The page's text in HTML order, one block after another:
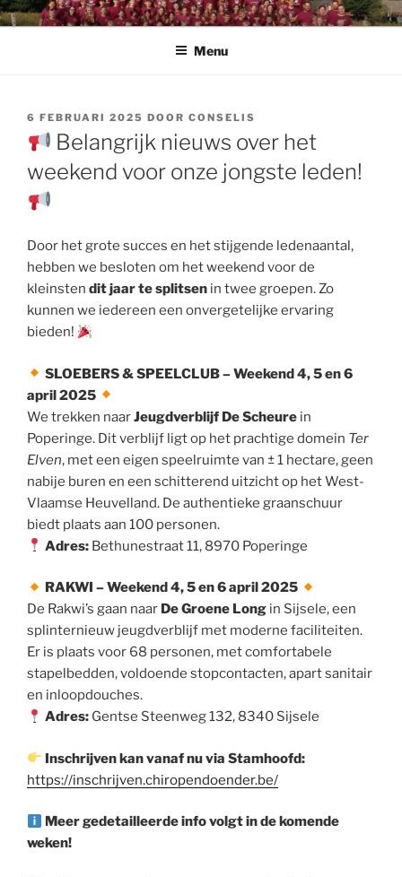
Spring
naarCHIRO PENDOENDER
Chiro Pendoender Rekkem
Menu
GEPLAATST
OP
6 FEBRUARI 2025 DOOR CONSELIS
Belangrijk nieuws over het
weekend voor onze jongste leden!
Door het grote succes en het stijgende ledenaantal,
hebben we besloten om het weekend voor de
kleinsten dit jaar te splitsen in twee groepen. Zo
kunnen we iedereen een onvergetelijke ervaring
bieden!
SLOEBERS & SPEELCLUB – Weekend 4, 5 en 6
april 2025
We trekken naarJeugdverblijf De Scheure in
Poperinge. Dit verblijf ligt op het prachtige domein Ter
Elven, met een eigen speelruimte van ± 1 hectare, geen
nabije buren en een schitterend uitzicht op het West-
Vlaamse Heuvelland. De authentieke graanschuur
biedt plaats aan 100 personen.
Adres: Bethunestraat 11, 8970 Poperinge
RAKWI – Weekend 4, 5 en 6 april 2025
De Rakwi’s gaan naar De Groene Long in Sijsele, een
splinternieuw jeugdverblijf met moderne faciliteiten.
Er is plaats voor 68 personen, met comfortabele
stapelbedden, voldoende stopcontacten, apart sanitair
en inloopdouches.
Adres: Gentse Steenweg 132, 8340 Sijsele
Inschrijven kan vanaf nu via Stamhoofd:
https://inschrijven.chiropendoender.be/
Meer gedetailleerde info volgt in de komende
weken!